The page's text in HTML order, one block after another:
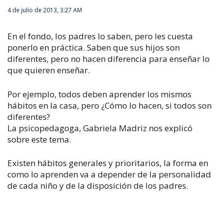
4 de julio de 2013, 3:27 AM
En el fondo, los padres lo saben, pero les cuesta
ponerlo en práctica. Saben que sus hijos son
diferentes, pero no hacen diferencia para enseñar lo
que quieren enseñar.
Por ejemplo, todos deben aprender los mismos
hábitos en la casa, pero ¿Cómo lo hacen, si todos son
diferentes?
La psicopedagoga, Gabriela Madriz nos explicó
sobre este tema.
Existen hábitos generales y prioritarios, la forma en
como lo aprenden va a depender de la personalidad
de cada niño y de la disposición de los padres.